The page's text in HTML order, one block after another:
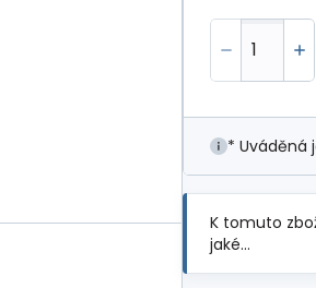
* Uváděná
K tomuto
jaké…